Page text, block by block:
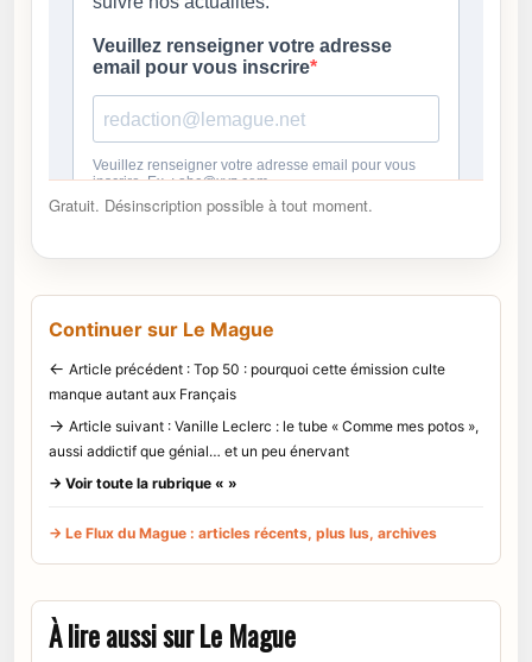
Gratuit. Désinscription possible à tout moment.
Continuer sur Le Mague
← Article précédent : Top 50 : pourquoi cette émission culte
manque autant aux Français
→ Article suivant : Vanille Leclerc : le tube « Comme mes potos »,
aussi addictif que génial… et un peu énervant
→ Voir toute la rubrique « »
→ Le Flux du Mague : articles récents, plus lus, archives
À lire aussi sur Le Mague